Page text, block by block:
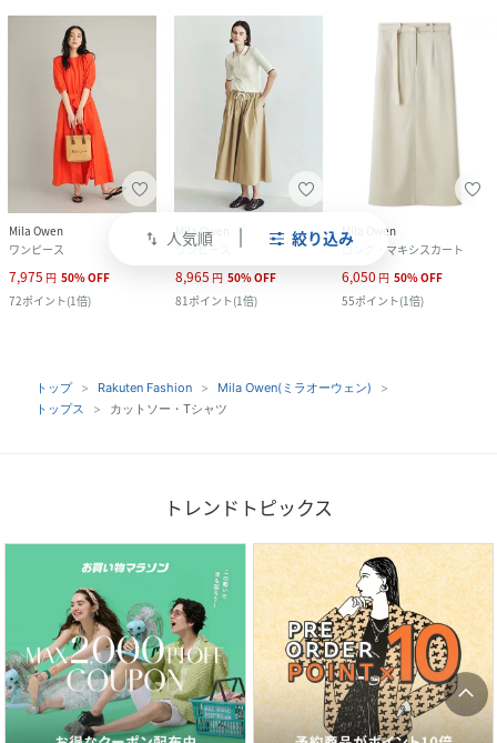
swap_vert 人気順 絞り込み
Mila Owen
ワンピース
7,975 円 50%OFF
72ポイント(1倍)
Mila Owen
ワンピース
8,965 円 50%OFF
81 ポイント(1倍)
Mila Owen
ロング・マキシスカート
6,050 円 50%OFF
55ポイント(1倍)
トップ Rakuten Fashion
Mila Owen(ミラオーウェン)
トップス
カットソー・Tシャツ
トレンドトピックス